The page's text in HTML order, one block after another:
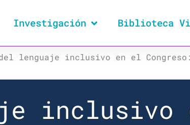
Investigación Biblioteca
del lenguaje inclusivo en el
inclusivo